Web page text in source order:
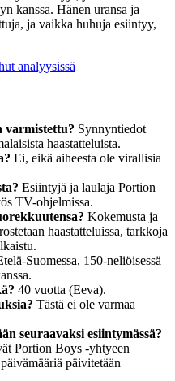
kanssa. Hänen uransa ja
ja vaikka huhuja esiintyy,
analyysissä
varmistettu? Synnyntiedot
haastatteluista.
Ei, eikä aiheesta ole virallisia
Esiintyjä ja laulaja Portion
TV-ohjelmissa.
Kokemusta ja
haastatteluissa, tarkkoja
Suomessa, 150-neliöisessä
40 vuotta (Eeva).
Tästä ei ole varmaa
seuraavaksi esiintymässä?
Portion Boys -yhtyeen
päivitetään